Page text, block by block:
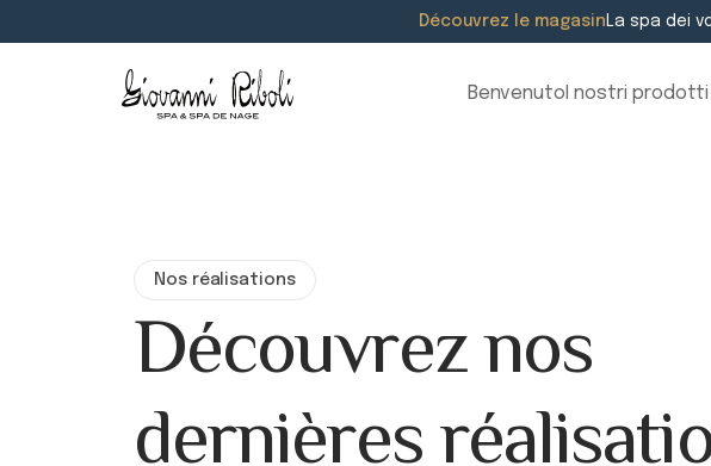
Découvrez le magasin La spa dei
Benvenuto I nostri prodotti
Nos réalisations
Découvrez nos
dernières